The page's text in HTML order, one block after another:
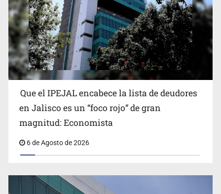
Reporta 627 acciones tras inundación en Balcones de
Oblatos
Ex policía es detenido por agresión y amenzas contra
Que el IPEJAL encabece la lista de deudores
en Jalisco es un “foco rojo” de gran
magnitud: Economista
6 de Agosto de 2026